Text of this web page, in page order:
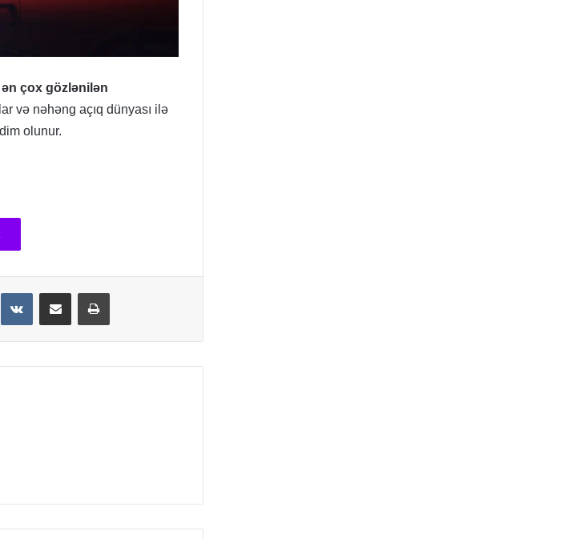
çox gözlənilən
və nəhəng açıq dünyası ilə
olunur.
VKontakteShare via Email Print